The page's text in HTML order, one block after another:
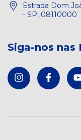
Estrada Dom
- SP, 08110000
Siga-nos nas